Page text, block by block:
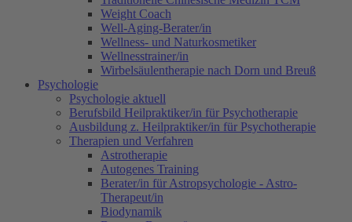
Weight Coach
Well-Aging-Berater/in
Wellness- und Naturkosmetiker
Wellnesstrainer/in
Wirbelsäulentherapie nach Dorn und Breuß
Psychologie
Psychologie aktuell
Berufsbild Heilpraktiker/in für Psychotherapie
Ausbildung z. Heilpraktiker/in für Psychotherapie
Therapien und Verfahren
Astrotherapie
Autogenes Training
Berater/in für Astropsychologie - Astro-
Therapeut/in
Biodynamik